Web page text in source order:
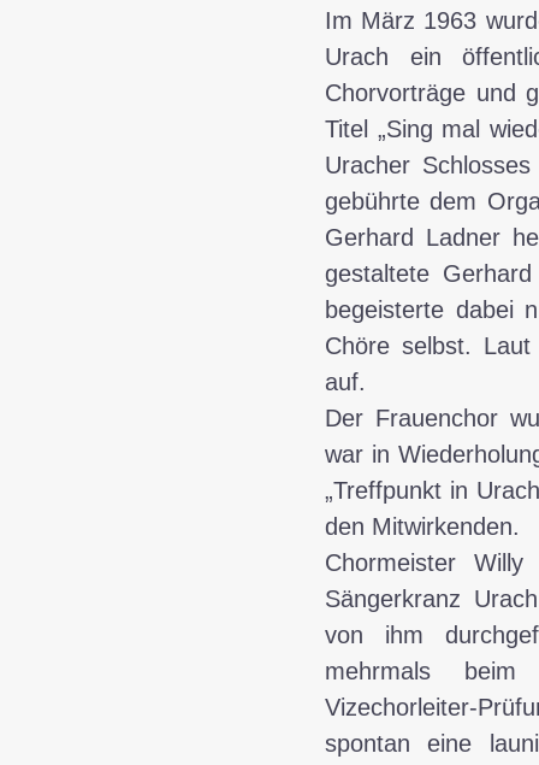
Im März 1963
Urach ein
Chorvorträge und
Titel „Sing mal
Uracher
gebührte dem
Gerhard Ladner
gestaltete
begeisterte dabei
Chöre selbst.
auf.
Der Frauenchor
war in
„Treffpunkt in
den Mitwirkenden.
Chormeister
Sängerkranz
von ihm
mehrmals beim
Vizechorleiter-
spontan eine